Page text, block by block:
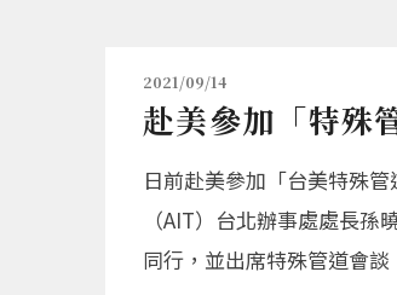
2021/09/14
赴美參加「特殊
日前赴美參加「台美特殊
（AIT）台北辦事處處長
同行，並出席特殊管道會談